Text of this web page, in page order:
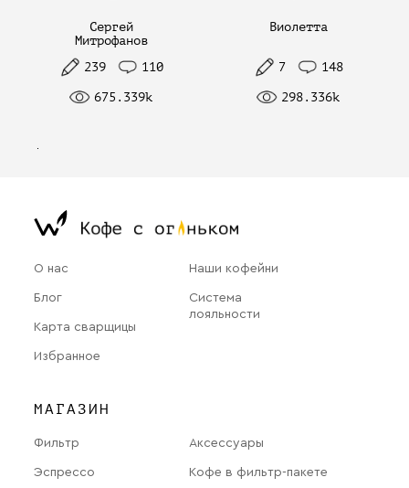
Сергей
Митрофанов
239
110
675.339k
Виолетта
7 148
298.336k
О нас
Блог
Карта сварщицы
Избранное
Наши кофейни
Система
лояльности
МАГАЗИН
Фильтр
Эспрессо
Аксессуары
Кофе в фильтр-пакете